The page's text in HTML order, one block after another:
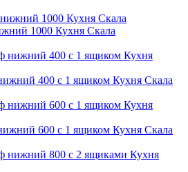
1000 Кухня Скала
400 с 1 ящиком Кухня Скала
600 с 1 ящиком Кухня Скала